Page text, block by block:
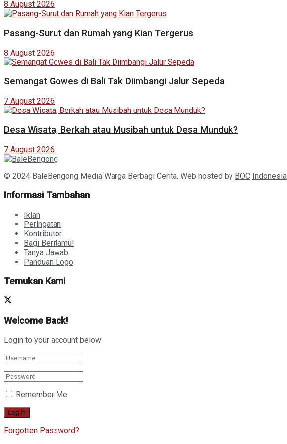
8 August 2026
Pasang-Surut dan Rumah yang Kian Tergerus
8 August 2026
Semangat Gowes di Bali Tak Diimbangi Jalur Sepeda
7 August 2026
Desa Wisata, Berkah atau Musibah untuk Desa Munduk?
7 August 2026
© 2024 BaleBengong Media Warga Berbagi Cerita. Web hosted by BOC Indonesia
Informasi Tambahan
Iklan
Peringatan
Kontributor
Bagi Beritamu!
Tanya Jawab
Panduan Logo
Temukan Kami
Welcome Back!
Login to your account below
Remember Me
Forgotten Password?